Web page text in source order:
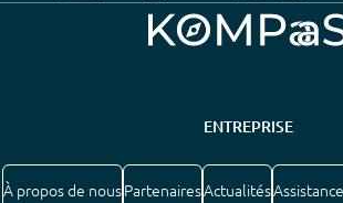
ENTREPRISE
À propos de nousPartenairesActualités